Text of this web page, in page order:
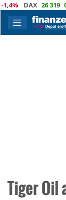
DAX 26 319 0,7%
Tiger Oil